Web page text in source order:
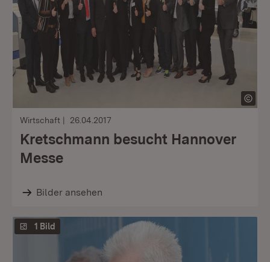
Wirtschaft 26.04.2017
Kretschmann besucht Hannover
Messe
Bilder ansehen
1 Bild